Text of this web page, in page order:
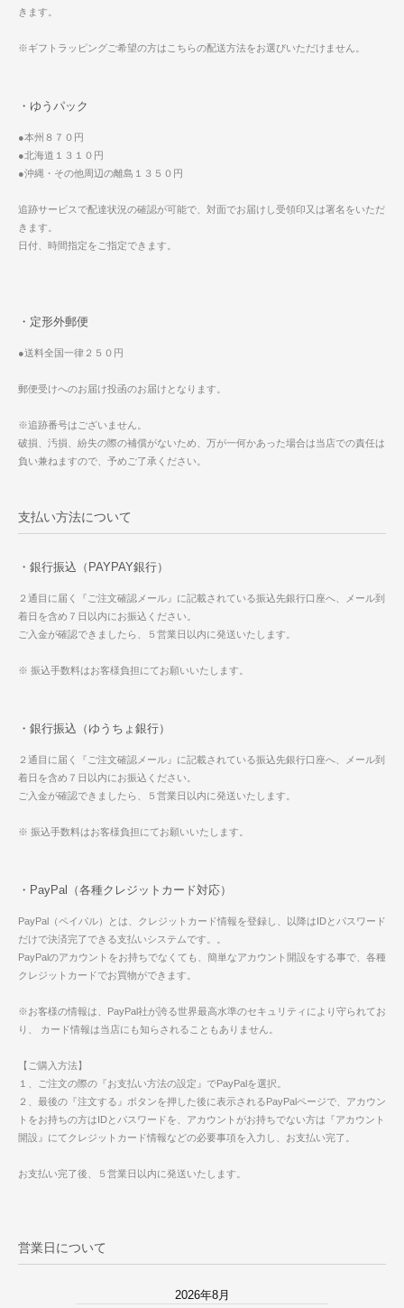
きます。
※ギフトラッピングご希望の方はこちらの配送方法をお選びいただけません。
・ゆうパック
●本州８７０円
●北海道１３１０円
●沖縄・その他周辺の離島１３５０円
追跡サービスで配達状況の確認が可能で、対面でお届けし受領印又は署名をいただ
きます。
日付、時間指定をご指定できます。
・定形外郵便
●送料全国一律２５０円
郵便受けへのお届け投函のお届けとなります。
※追跡番号はございません。
破損、汚損、紛失の際の補償がないため、万が一何かあった場合は当店での責任は
負い兼ねますので、予めご了承ください。
支払い方法について
・銀行振込（PAYPAY銀行）
２通目に届く『ご注文確認メール』に記載されている振込先銀行口座へ、メール到
着日を含め７日以内にお振込ください。
ご入金が確認できましたら、５営業日以内に発送いたします。
※ 振込手数料はお客様負担にてお願いいたします。
・銀行振込（ゆうちょ銀行）
２通目に届く『ご注文確認メール』に記載されている振込先銀行口座へ、メール到
着日を含め７日以内にお振込ください。
ご入金が確認できましたら、５営業日以内に発送いたします。
※ 振込手数料はお客様負担にてお願いいたします。
・PayPal（各種クレジットカード対応）
PayPal（ペイパル）とは、クレジットカード情報を登録し、以降はIDとパスワード
だけで決済完了できる支払いシステムです。。
PayPalのアカウントをお持ちでなくても、簡単なアカウント開設をする事で、各種
クレジットカードでお買物ができます。
※お客様の情報は、PayPal社が誇る世界最高水準のセキュリティにより守られてお
り、 カード情報は当店にも知らされることもありません。
【ご購入方法】
１、ご注文の際の『お支払い方法の設定』でPayPalを選択。
２、最後の『注文する』ボタンを押した後に表示されるPayPalページで、アカウン
トをお持ちの方はIDとパスワードを、アカウントがお持ちでない方は『アカウント
開設』にてクレジットカード情報などの必要事項を入力し、お支払い完了。
お支払い完了後、５営業日以内に発送いたします。
営業日について
2026年8月